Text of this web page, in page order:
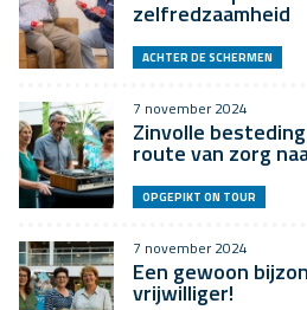
zelfredzaamheid
ACHTER DE SCHERMEN
7 november 2024
Zinvolle
route van zorg
OPGEPIKT ON TOUR
7 november 2024
Een gewoon
vrijwilliger!